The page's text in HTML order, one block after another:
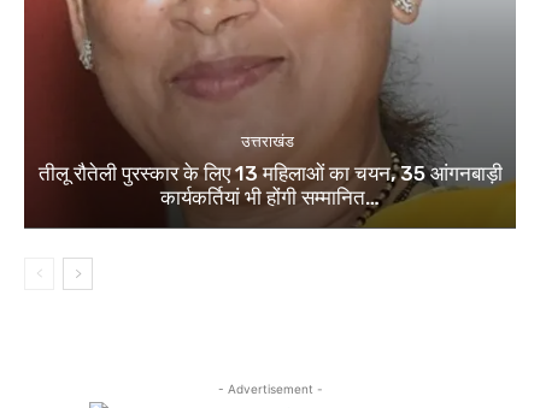
उत्तराखंड
तीलू रौतेली पुरस्कार के लिए 13 महिलाओं का चयन, 35 आंगनबाड़ी
कार्यकर्तियां भी होंगी सम्मानित…
- Advertisement -